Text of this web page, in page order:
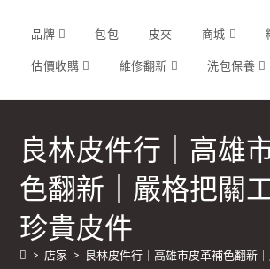
品牌 包包 皮夾 商城
估價收購 維修翻新 洗包保養
良林皮件行｜高雄
色翻新｜嚴格把關
珍貴皮件
> 店家 > 良林皮件行｜高雄市皮革補色翻新